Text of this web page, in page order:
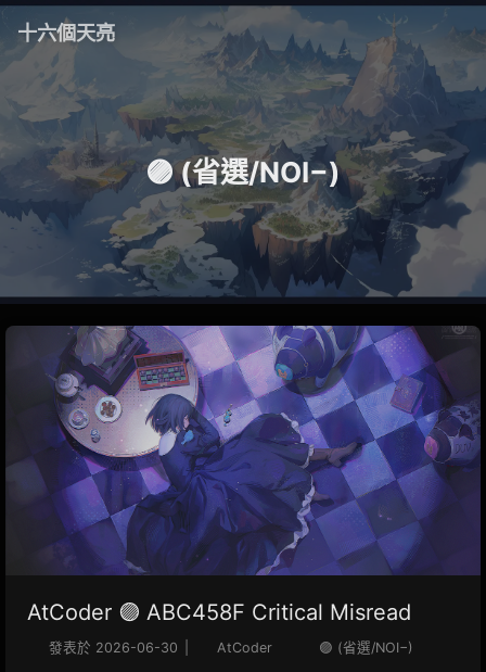
十六個天亮
🟣 (省選/NOI−)
AtCoder 🟣 ABC458F Critical Misread
發表於 2026-06-30 AtCoder 🟣 (省選/NOI−)